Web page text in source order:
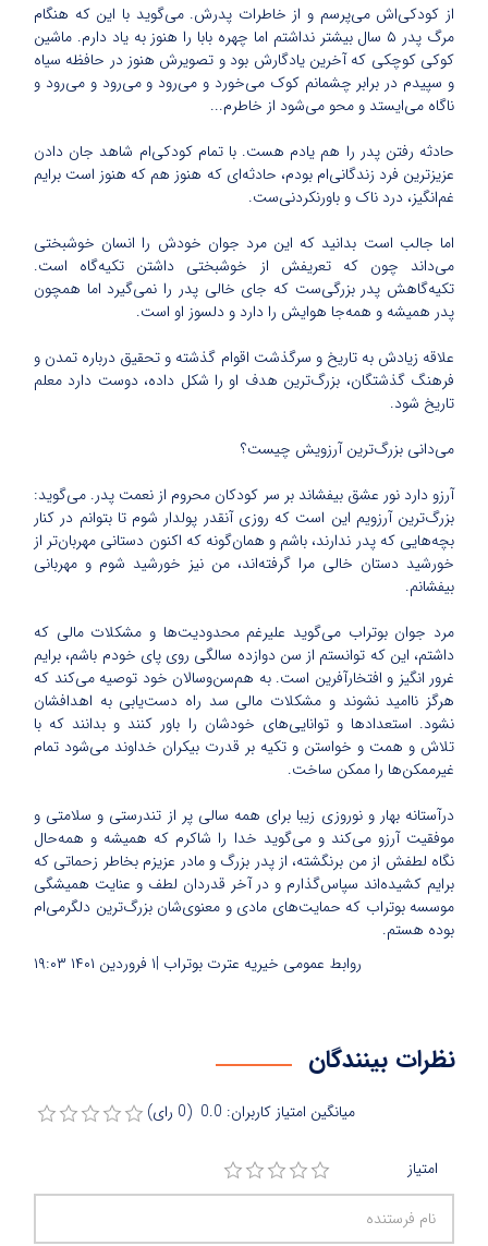
از کودکی‌اش می‌پرسم و از خاطرات پدرش. می‌گوید با این که هنگام
مرگ پدر ۵ سال بیشتر نداشتم اما چهره بابا را هنوز به یاد دارم. ماشین
کوکی کوچکی که آخرین یادگارش بود و تصویرش هنوز در حافظه سیاه
و سپیدم در برابر چشمانم کوک می‌خورد و می‌رود و می‌رود و می‌رود و
ناگاه می‌ایستد و محو می‌شود از خاطرم...
حادثه رفتن پدر را هم یادم هست. با تمام کودکی‌ام شاهد جان دادن
عزیز‌ترین فرد زندگانی‌ام بودم، حادثه‌ای که هنوز هم که هنوز است برایم
غم‌انگیز، درد ناک و باورنکردنی‌ست.
اما جالب است بدانید که این مرد جوان خودش را انسان خوشبختی
می‌داند چون که تعریفش از خوشبختی داشتن تکیه‌گاه است.
تکیه‌گاهش پدر بزرگی‌ست که جای خالی پدر را نمی‌گیرد اما همچون
پدر همیشه و همه‌جا هوایش را دارد و دلسوز او است.
علاقه زیادش به تاریخ و سرگذشت اقوام گذشته و تحقیق درباره تمدن و
فرهنگ گذشتگان، بزرگ‌ترین هدف او را شکل داده، دوست دارد معلم
تاریخ شود.
می‌دانی بزرگ‌ترین آرزویش چیست؟
آرزو دارد نور عشق بیفشاند بر سر کودکان محروم از نعمت پدر. می‌گوید:
بزرگ‌ترین آرزویم این است که روزی آنقدر پولدار شوم تا بتوانم در کنار
بچه‌هایی که پدر ندارند، باشم و همان‌گونه که اکنون دستانی مهربان‌تر از
خورشید دستان خالی مرا گرفته‌اند، من نیز خورشید شوم و مهربانی
بیفشانم.
مرد جوان بوتراب می‌گوید علیرغم محدودیت‌ها و مشکلات مالی که
داشتم، این که توانستم از سن دوازده سالگی روی پای خودم باشم، برایم
غرور انگیز و افتخارآفرین است. به هم‌سن‌وسالان خود توصیه می‌کند که
هرگز ناامید نشوند و مشکلات مالی سد راه دست‌یابی به اهدافشان
نشود. استعدادها و توانایی‌های خودشان را باور کنند و بدانند که با
تلاش و همت و خواستن و تکیه بر قدرت بیکران خداوند می‌شود تمام
غیرممکن‌ها را ممکن ساخت.
درآستانه بهار و نوروزی زیبا برای همه سالی پر از تندرستی و سلامتی و
موفقیت آرزو می‌کند و می‌گوید خدا را شاکرم که همیشه و همه‌حال
نگاه لطفش از من برنگشته، از پدر بزرگ و مادر عزیزم بخاطر زحماتی که
برایم کشیده‌اند سپاس‌گذارم و در آخر قدردان لطف و عنایت همیشگی
موسسه بوتراب که حمایت‌های مادی و معنوی‌شان بزرگ‌ترین دلگرمی‌ام
بوده هستم.
۱ فروردین ۱۴۰۱
۱۹:۰۳ روابط عمومی خیریه عترت بوتراب |
نظرات بینندگان
میانگین امتیاز کاربران: 0.0 (0 رای)
امتیاز